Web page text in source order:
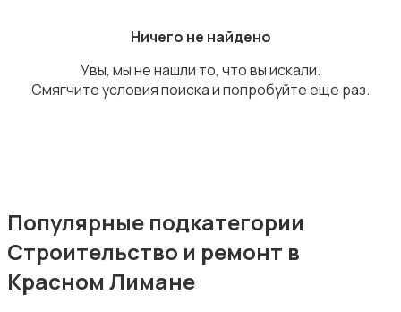
Информационные технологии
Ничего не найдено
Увы, мы не нашли то, что вы искали.
Смягчите условия поиска и попробуйте еще раз.
Популярные подкатегории
Строительство и ремонт в
Красном Лимане